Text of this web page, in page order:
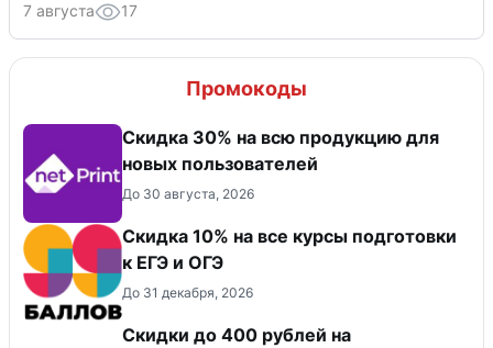
7 августа 17
Промокоды
Скидка 30% на всю продукцию для
новых пользователей
До 30 августа, 2026
Cкидка 10% на все курсы подготовки
к ЕГЭ и ОГЭ
До 31 декабря, 2026
Скидки до 400 рублей на